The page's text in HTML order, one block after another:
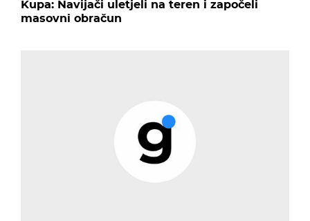
Kupa: Navijači uletjeli na teren i započeli
masovni obračun